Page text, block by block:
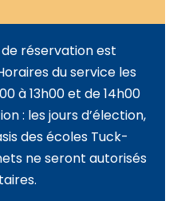
réservation est
du service les
à 13h00 et de 14h00
: les jours d’élection,
des écoles Tuck-
ne seront autorisés